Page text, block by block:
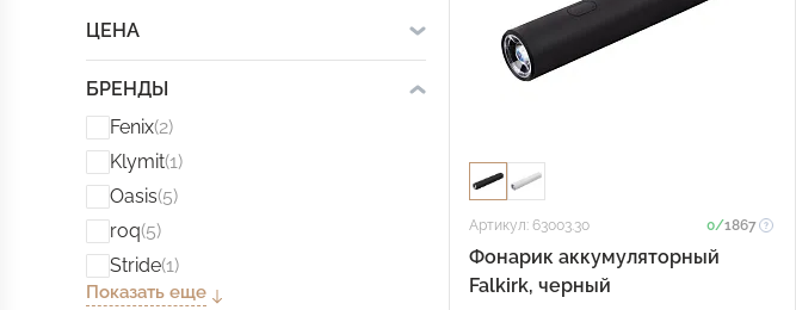
ЦЕНА
БРЕНДЫ
Fenix(2)
Klymit(1)
Oasis(5)
roq(5)
Stride(1)
Показать еще
Артикул: 63003.30 0/1867
Фонарик аккумуляторный
Falkirk, черный